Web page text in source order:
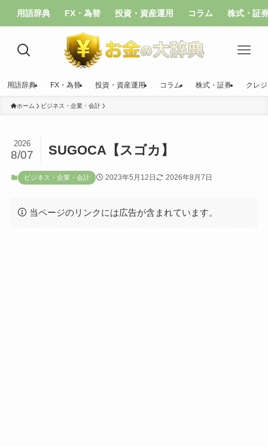
用語辞典 FX・為替 投資・資産運用 コラム 株式・証
用語辞典 FX・為替 投資・資産運用 コラム 株式・証券 クレ
ホーム ビジネス・企業・会計
SUGOCA【スゴカ】
2026
8/07
ビジネス・企業・会計 2023年5月12日 2026年8月7日
当ページのリンクには広告が含まれています。